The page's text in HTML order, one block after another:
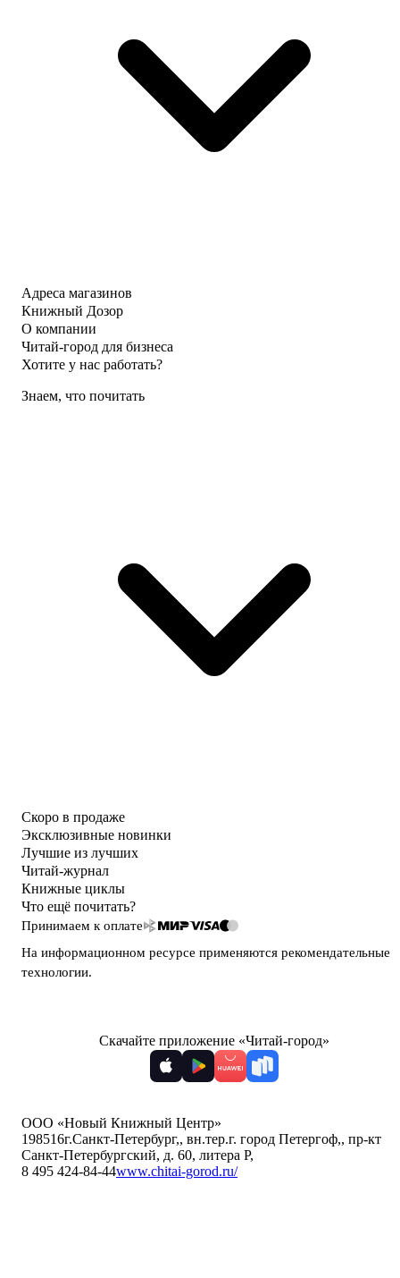
Адреса магазинов
Книжный Дозор
О компании
Читай-город для бизнеса
Хотите у нас работать?
Знаем, что почитать
Скоро в продаже
Эксклюзивные новинки
Лучшие из лучших
Читай-журнал
Книжные циклы
Что ещё почитать?
Принимаем к оплате
На информационном ресурсе применяются рекомендательные
технологии.
Скачайте приложение «Читай-город»
ООО «Новый Книжный Центр»
198516г.Санкт-Петербург,, вн.тер.г. город Петергоф,, пр-кт
Санкт-Петербургский, д. 60, литера Р,
8 495 424-84-44www.chitai-gorod.ru/